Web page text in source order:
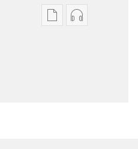
ФорматиФормати